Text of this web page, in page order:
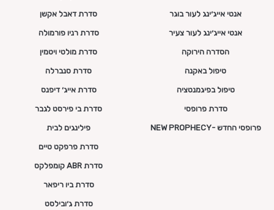
אנטי אייג׳ינג לעור בוגר
אנטי אייג׳ינג לעור צעיר
הסדרה הירוקה
טיפול באקנה
טיפול בפיגמנטציה
סדרת פרופסי
פרופסי החדש -NEW PROPHECY
סדרת דאבל אקשן
סדרת רניו פורמולה
סדרת מולטי ויטמין
סדרת סנברלה
סדרת אייג׳ דיפנס
סדרת בי פירסט לגבר
פילינגים לבית
סדרת פרפקט טיים
סדרת ABR קומפלקס
סדרת ביו ריפאר
סדרת ג׳ובילסט